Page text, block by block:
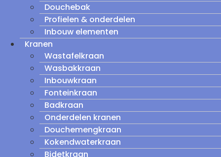
Douchebak
Profielen & onderdelen
Inbouw elementen
Kranen
Wastafelkraan
Wasbakkraan
Inbouwkraan
Fonteinkraan
Badkraan
Onderdelen kranen
Douchemengkraan
Kokendwaterkraan
Bidetkraan